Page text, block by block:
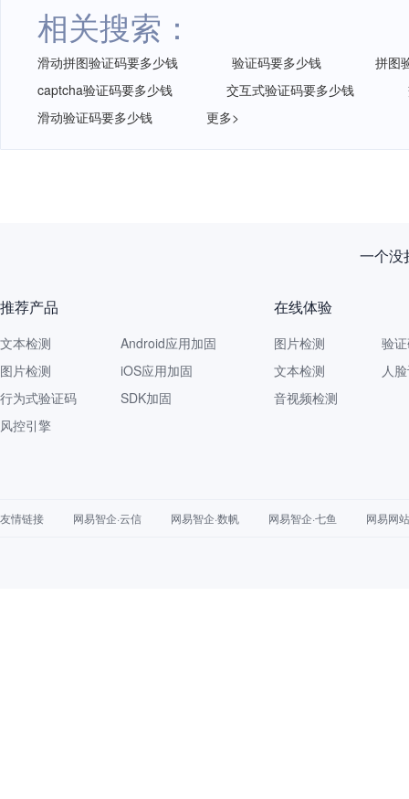
相关搜索：
滑动拼图验证码要多少钱 验证码要多少钱
拼图
captcha验证码要多少钱
交互式验证码要多少钱
滑动验证码要多少钱
更多>
一个没
推荐产品
文本检测
图片检测
行为式验证码
风控引擎
Android应用加固
iOS应用加固
SDK加固
在线体验
图片检测
文本检测
音视频检测
验
人
友情链接 网易智企·云信 网易智企·数帆 网易智企·七鱼 网易网